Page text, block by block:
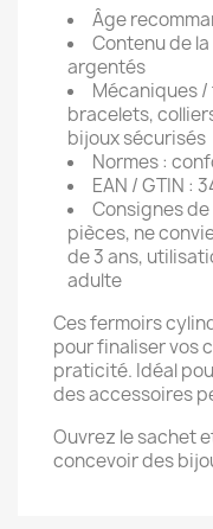
Âge
Contenu de
argentés
Mécaniques
bracelets,
bijoux sécurisés
Normes :
EAN / GTIN :
Consignes
pièces, ne
de 3 ans,
adulte
Ces fermoirs
pour finaliser vos
praticité. Idéal
des accessoires
Ouvrez le sachet
concevoir des